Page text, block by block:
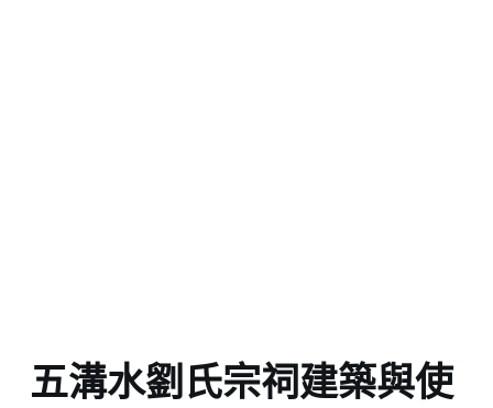
五溝水劉氏宗祠建築與使